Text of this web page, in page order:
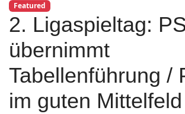
Featured
2. Ligaspieltag:
übernimmt
Tabellenführung /
im guten Mittelfeld